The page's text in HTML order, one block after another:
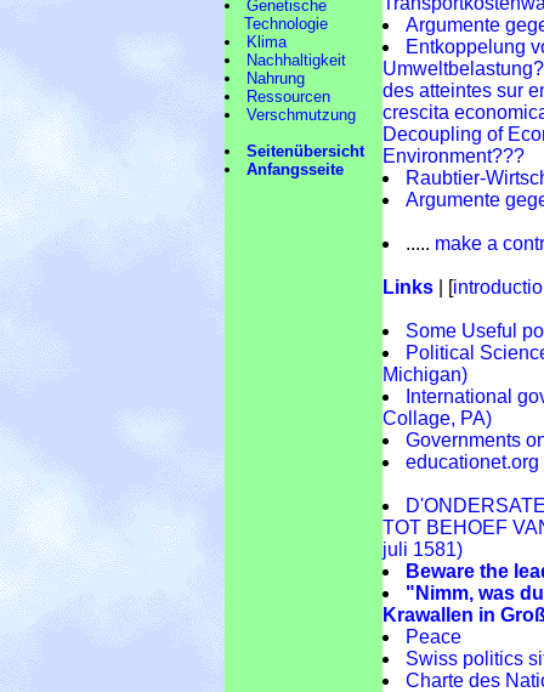
Genetische
Technologie
Klima
Nachhaltigkeit
Nahrung
Ressourcen
Verschmutzung
Seitenübersicht
Anfangsseite
Argumente
Entkoppelung
des atteintes sur
crescita
Decoupling of
Environment???
Raubtier-
Argumente
..... make a
Links | [
Some Useful
Political
Michigan)
International
Collage, PA)
Governments
TOT BEHOEF
juli 1581)
Beware the
"Nimm, was
Krawallen in
Peace
Swiss politics
Charte des